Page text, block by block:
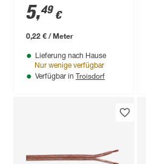
5,49 €
0,22 € / Meter
Lieferung nach Hause
Nur wenige verfügbar
Verfügbar in Troisdorf